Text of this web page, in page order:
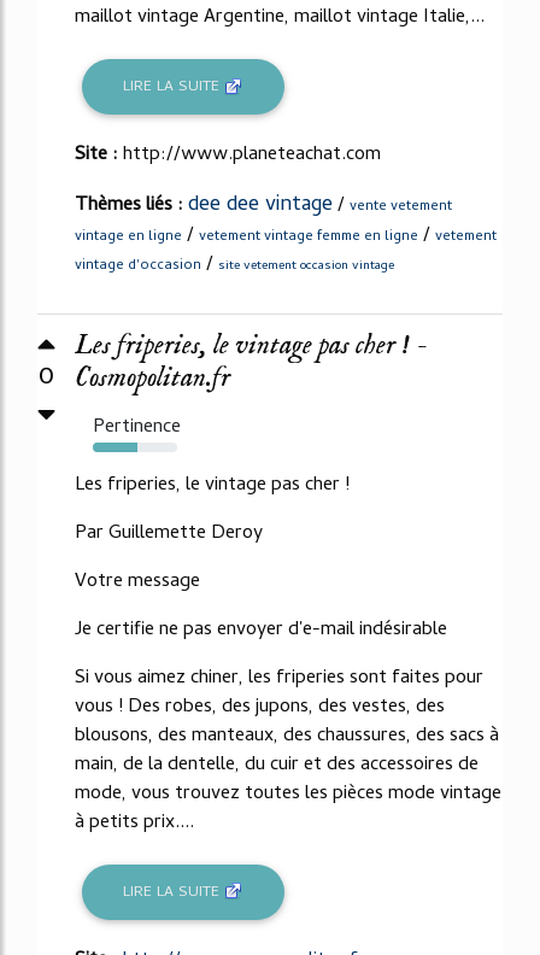
maillot vintage Argentine, maillot vintage Italie,...
LIRE LA SUITE
Site :http://www.planeteachat.com
Thèmes liés :dee dee vintage/ vente vetement
vintage en ligne / vetement vintage femme en ligne / vetement
vintage d'occasion / site vetement occasion vintage
0
Les friperies, le vintage pas cher ! -
Cosmopolitan.fr
Pertinence
53%
Les friperies, le vintage pas cher !
Par Guillemette Deroy
Votre message
Je certifie ne pas envoyer d'e-mail indésirable
Si vous aimez chiner, les friperies sont faites pour
vous ! Des robes, des jupons, des vestes, des
blousons, des manteaux, des chaussures, des sacs à
main, de la dentelle, du cuir et des accessoires de
mode, vous trouvez toutes les pièces mode vintage
à petits prix....
LIRE LA SUITE